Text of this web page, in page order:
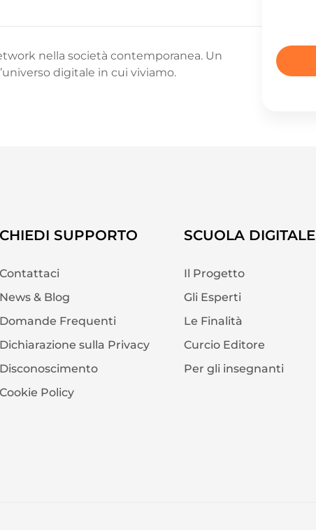
nella società contemporanea. Un
digitale in cui viviamo.
CHIEDI SUPPORTO
Contattaci
News & Blog
Domande Frequenti
Dichiarazione sulla Privacy
Disconoscimento
Cookie Policy
SCUOLA DIGITALE
Il Progetto
Gli Esperti
Le Finalità
Curcio Editore
Per gli insegnanti